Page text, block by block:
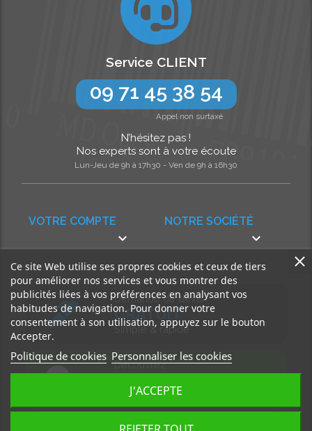
NOTRE SOCIÉTÉ

VOTRE COMPTE

Service CLIENT
09 71 45 38 54
Appel non surtaxé
N’hésitez pas !
Nos experts sont à votre écoute
Lun-Jeu de 9h à 17h30 - Ven de 9h à 16h30
Demande de devis
GRATUIT
Simple & rapide
Découvrez
Accédez à nos articles
Ce site Web utilise ses propres cookies et ceux de tiers
pour améliorer nos services et vous montrer des
publicités liées à vos préférences en analysant vos
habitudes de navigation. Pour donner votre
consentement à son utilisation, appuyez sur le bouton
Accepter.
Politique de cookies Personnaliser les cookies
J'ACCEPTE